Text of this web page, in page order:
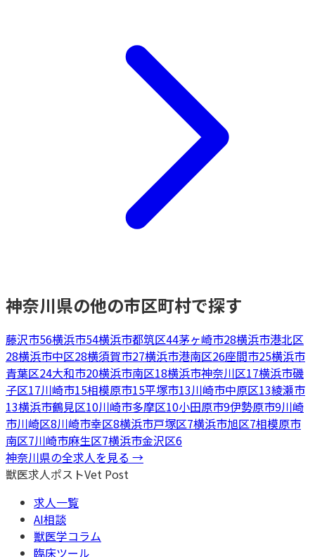
神奈川県の他の市区町村で探す
藤沢市56横浜市54横浜市都筑区44茅ヶ崎市28横浜市港北区
28横浜市中区28横須賀市27横浜市港南区26座間市25横浜市
青葉区24大和市20横浜市南区18横浜市神奈川区17横浜市磯
子区17川崎市15相模原市15平塚市13川崎市中原区13綾瀬市
13横浜市鶴見区10川崎市多摩区10小田原市9伊勢原市9川崎
市川崎区8川崎市幸区8横浜市戸塚区7横浜市旭区7相模原市
南区7川崎市麻生区7横浜市金沢区6
神奈川県の全求人を見る →
獣医求人ポストVet Post
求人一覧
AI相談
獣医学コラム
臨床ツール